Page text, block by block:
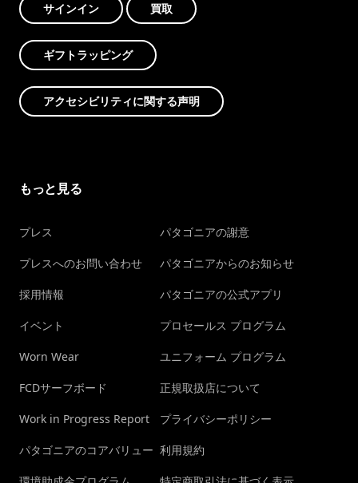
サインイン 買取
ギフトラッピング
アクセシビリティに関する声明
もっと見る
プレス
プレスへのお問い合わせ
採用情報
イベント
Worn Wear
FCDサーフボード
Work in Progress Report
パタゴニアのコアバリュー
パタゴニアの謝意
パタゴニアからのお知らせ
パタゴニアの公式アプリ
プロセールス プログラム
ユニフォーム プログラム
正規取扱店について
プライバシーポリシー
利用規約